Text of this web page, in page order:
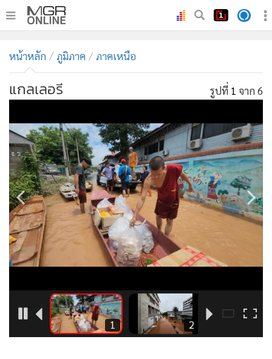
ทันเหตุการณ์
• ภาคใต้
• ภูมิภาค
• Online Section
• บันเทิง
• ผู้จัดการรายวัน
• คอลัมนิสต์
• ละคร
• CbizReview
• Cyber BIZ
• ผู้จัดกวน
• Green Innovation & SD
Management & HR
MGR Live
หน้าหลัก ภูมิภาค ภาคเหนือ
แกลเลอรี รูปที่ 1 จาก 6
1 2